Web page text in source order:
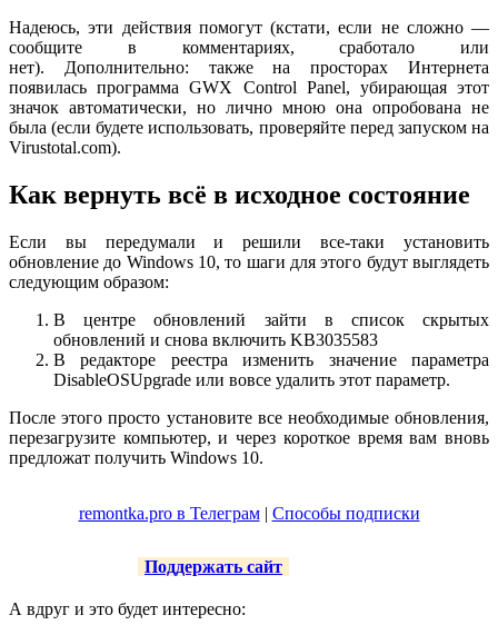
Надеюсь, эти действия помогут (кстати, если не сложно —
сообщите в комментариях, сработало или
нет). Дополнительно: также на просторах Интернета
появилась программа GWX Control Panel, убирающая этот
значок автоматически, но лично мною она опробована не
была (если будете использовать, проверяйте перед запуском на
Virustotal.com).
Как вернуть всё в исходное состояние
Если вы передумали и решили все-таки установить
обновление до Windows 10, то шаги для этого будут выглядеть
следующим образом:
В центре обновлений зайти в список скрытых
обновлений и снова включить KB3035583
В редакторе реестра изменить значение параметра
DisableOSUpgrade или вовсе удалить этот параметр.
После этого просто установите все необходимые обновления,
перезагрузите компьютер, и через короткое время вам вновь
предложат получить Windows 10.
remontka.pro в Телеграм| Способы подписки
Поддержать сайт
А вдруг и это будет интересно: